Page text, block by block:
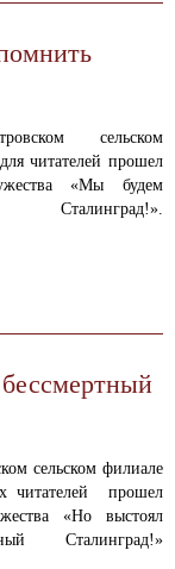
сельском
читателей прошел
«Мы будем
Сталинград!».
сельском филиале
читателей прошел
«Но выстоял
Сталинград!»